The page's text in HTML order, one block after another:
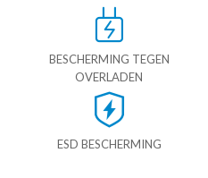
BESCHERMING TEGEN
OVERLADEN
ESD BESCHERMING